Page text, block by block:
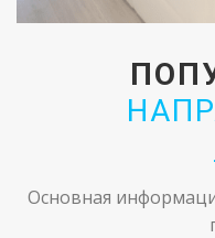
Основная